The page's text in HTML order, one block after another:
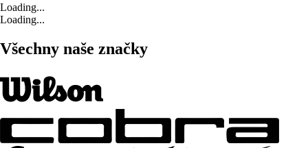
Loading...
Loading...
Všechny naše značky